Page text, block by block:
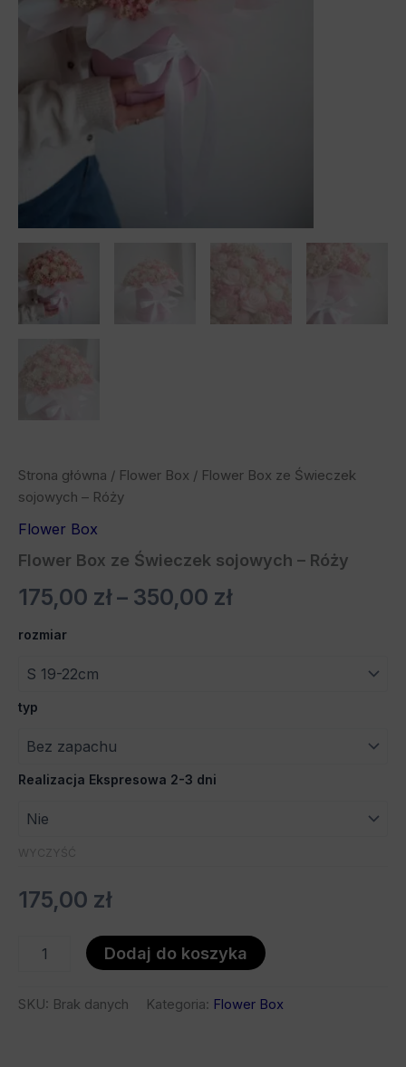
Strona główna / Flower Box / Flower Box ze Świeczek
sojowych – Róży
Flower Box
Flower Box ze Świeczek sojowych – Róży
175,00 zł – 350,00 zł
rozmiar
typ
Realizacja Ekspresowa 2-3 dni
175,00 zł
Dodaj do koszyka
SKU: Brak danych Kategoria: Flower Box